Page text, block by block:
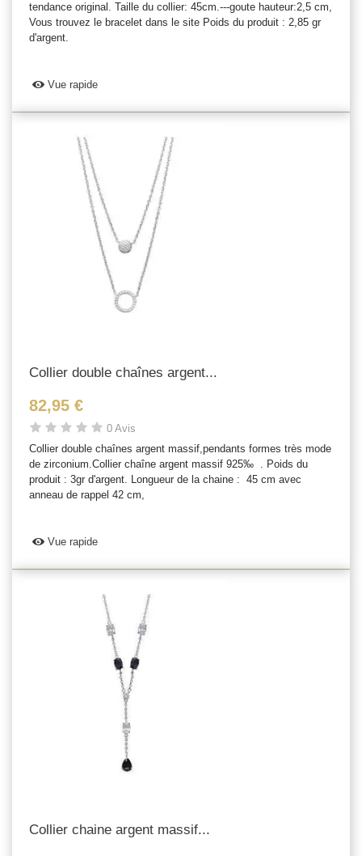
tendance original. Taille du collier: 45cm.---goute hauteur:2,5 cm,
Vous trouvez le bracelet dans le site Poids du produit : 2,85 gr
d'argent.
Vue rapide
Collier double chaînes argent...
82,95 €
0 Avis
Collier double chaînes argent massif,pendants formes très mode
de zirconium.Collier chaîne argent massif 925‰ . Poids du
produit : 3gr d'argent. Longueur de la chaine : 45 cm avec
anneau de rappel 42 cm,
Vue rapide
Collier chaine argent massif...